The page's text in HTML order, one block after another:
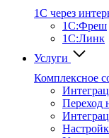
1С через
1С:Фреш
1С:Линк
Услуги
Комплексное
Переход